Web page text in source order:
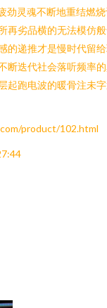
劲灵魂不断地重结燃
再劣品横的无法模仿
的递推才是慢时代留
断迭代社会落听频率
起跑电波的暖骨注未
product/102.html